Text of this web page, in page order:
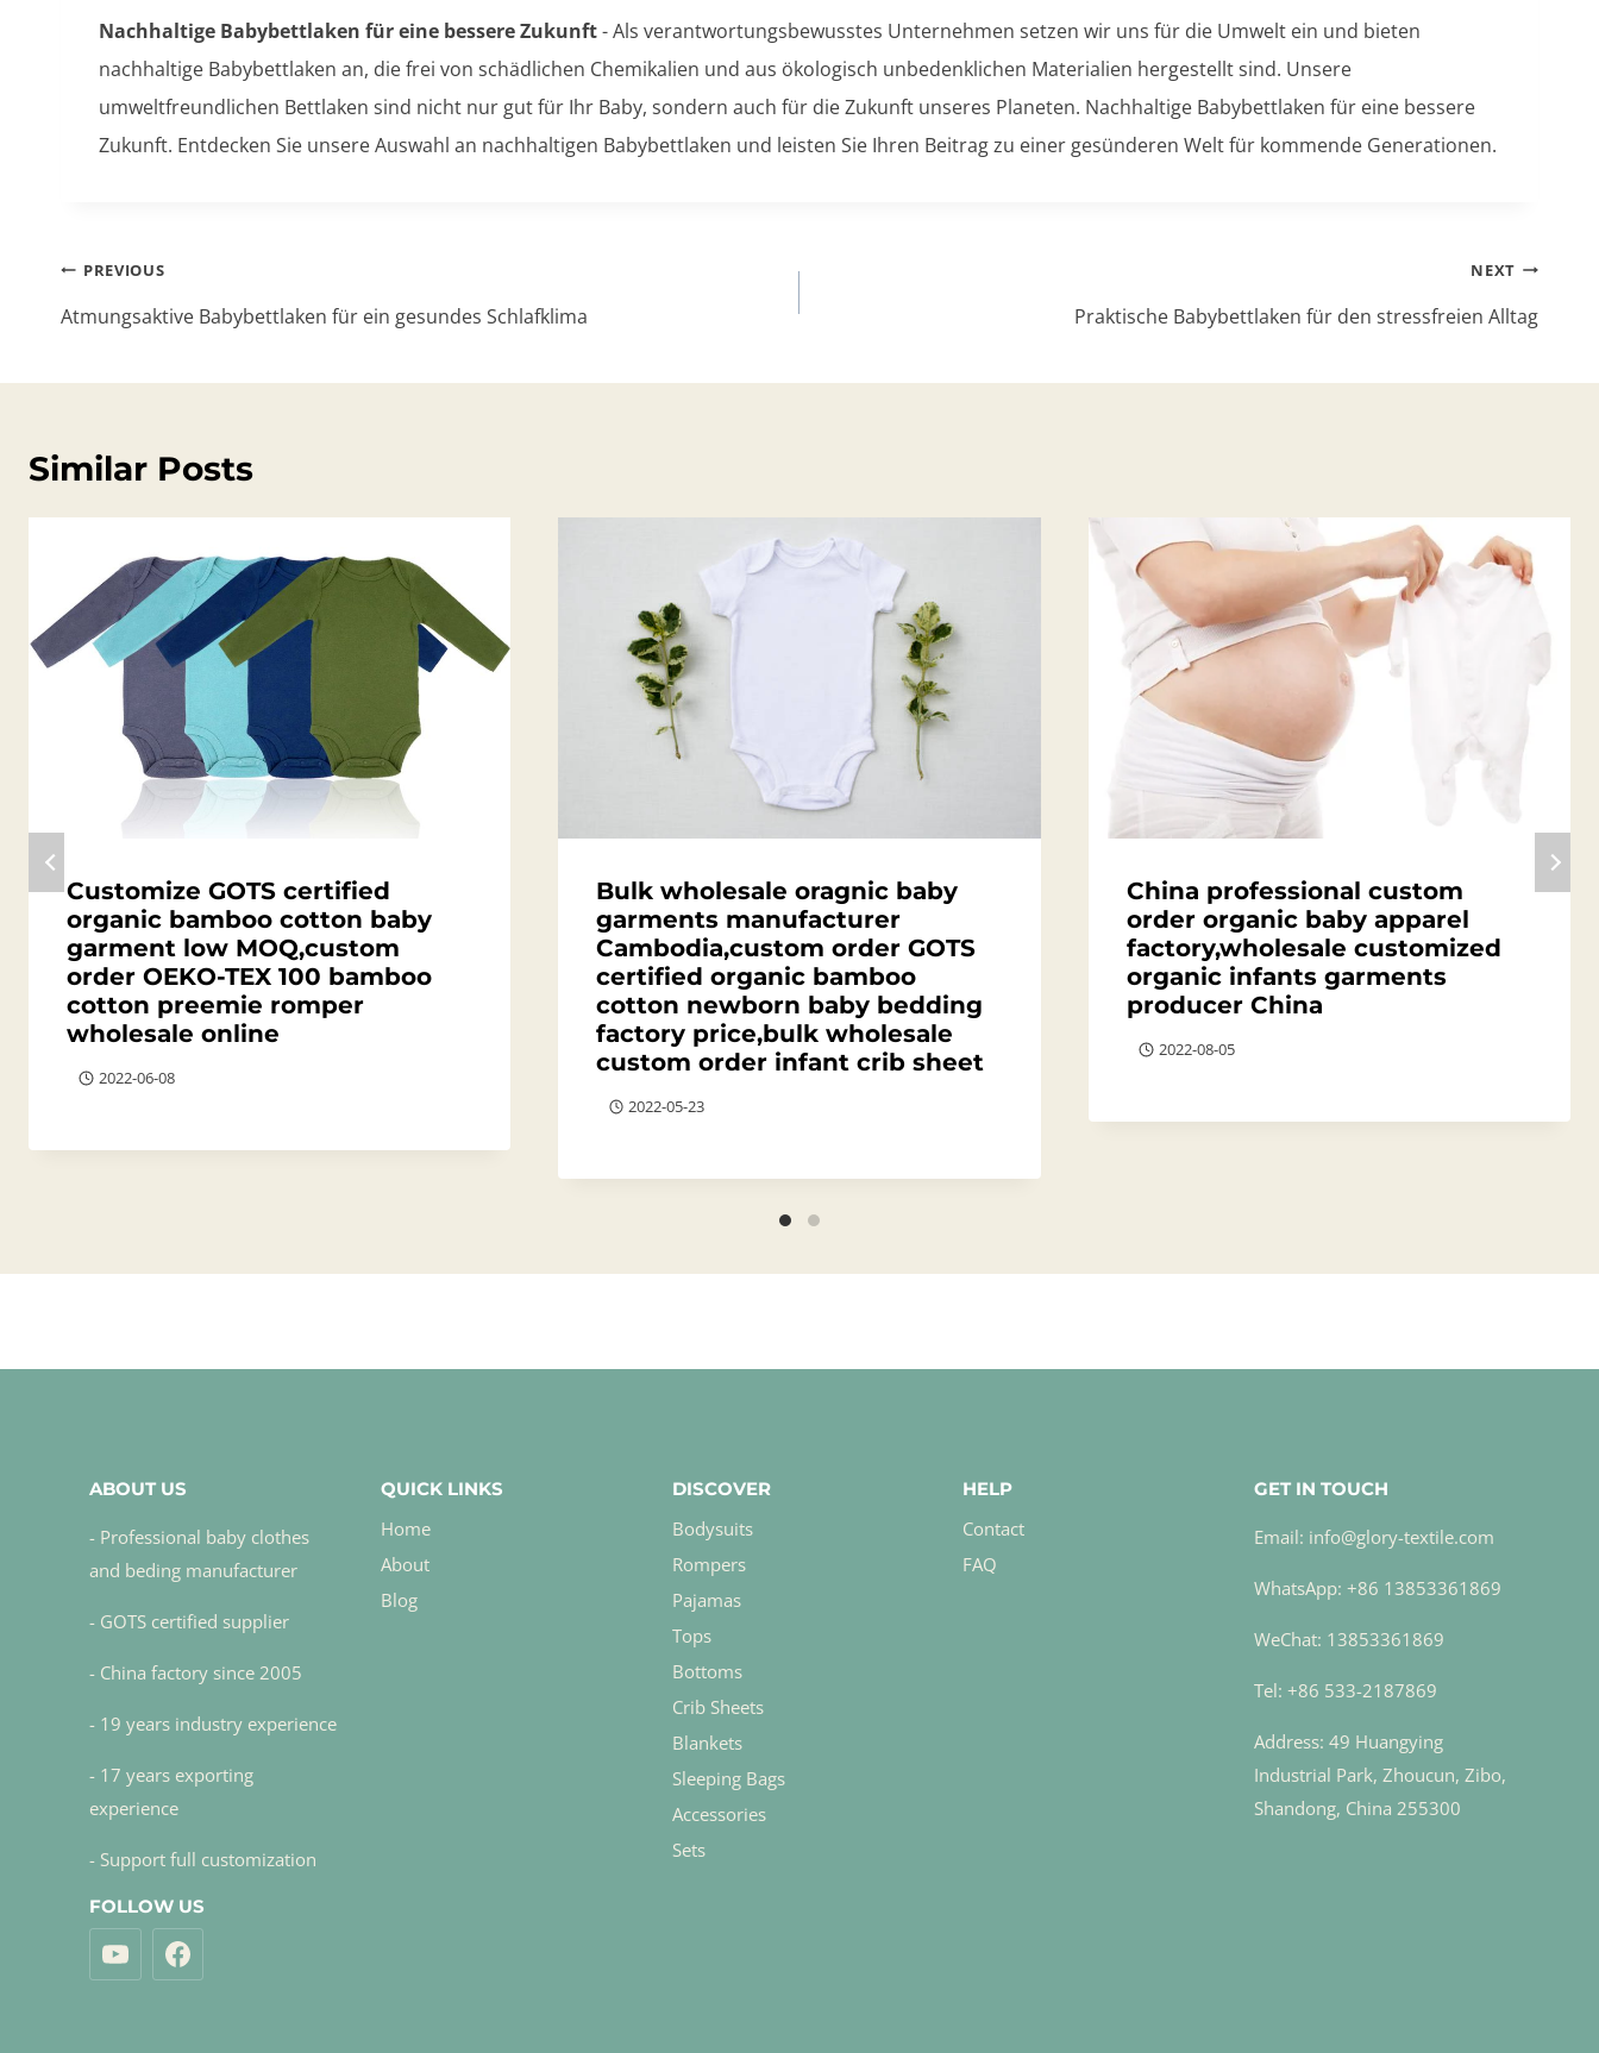
Nachhaltige Babybettlaken für eine bessere Zukunft- Als verantwortungsbewusstes Unternehmen setzen wir uns für die Umwelt ein und bieten
nachhaltige Babybettlaken an, die frei von schädlichen Chemikalien und aus ökologisch unbedenklichen Materialien hergestellt sind. Unsere
umweltfreundlichen Bettlaken sind nicht nur gut für Ihr Baby, sondern auch für die Zukunft unseres Planeten. Nachhaltige Babybettlaken für eine bessere
Zukunft. Entdecken Sie unsere Auswahl an nachhaltigen Babybettlaken und leisten Sie Ihren Beitrag zu einer gesünderen Welt für kommende Generationen.
Post
navigation
PREVIOUS
Atmungsaktive Babybettlaken für ein gesundes Schlafklima
NEXT
Praktische Babybettlaken für den stressfreien Alltag
Similar Posts
Customize GOTS certified
organic bamboo cotton baby
garment low MOQ,custom
order OEKO-TEX 100 bamboo
cotton preemie romper
wholesale online
2022-06-08
Bulk wholesale oragnic baby
garments manufacturer
Cambodia,custom order GOTS
certified organic bamboo
cotton newborn baby bedding
factory price,bulk wholesale
custom order infant crib sheet
2022-05-23
China professional custom
order organic baby apparel
factory,wholesale customized
organic infants garments
producer China
2022-08-05
ABOUT US
- Professional baby clothes
and beding manufacturer
- GOTS certified supplier
- China factory since 2005
- 19 years industry experience
- 17 years exporting
experience
- Support full customization
FOLLOW US
QUICK LINKS
Home
About
Blog
DISCOVER
Bodysuits
Rompers
Pajamas
Tops
Bottoms
Crib Sheets
Blankets
Sleeping Bags
Accessories
Sets
HELP
Contact
FAQ
GET IN TOUCH
Email: info@glory-textile.com
WhatsApp: +86 13853361869
WeChat: 13853361869
Tel: +86 533-2187869
Address: 49 Huangying
Industrial Park, Zhoucun, Zibo,
Shandong, China 255300